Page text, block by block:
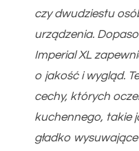
czy dwudziestu
urządzenia.
Imperial XL
o jakość i wygląd.
cechy, których
kuchennego, takie
gładko